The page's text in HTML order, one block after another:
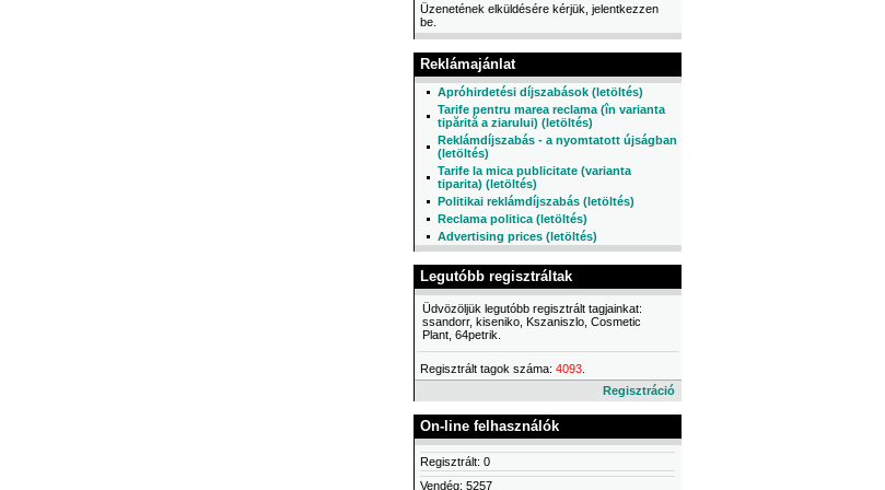
Üzenetének elküldésére kérjük, jelentkezzen
be.
Reklámajánlat
Apróhirdetési díjszabások (letöltés)
Tarife pentru marea reclama (în varianta
tipărită a ziarului) (letöltés)
Reklámdíjszabás - a nyomtatott újságban
(letöltés)
Tarife la mica publicitate (varianta
tiparita) (letöltés)
Politikai reklámdíjszabás (letöltés)
Reclama politica (letöltés)
Advertising prices (letöltés)
Legutóbb regisztráltak
Üdvözöljük legutóbb regisztrált tagjainkat:
ssandorr, kiseniko, Kszaniszlo, Cosmetic
Plant, 64petrik.
Regisztrált tagok száma: 4093
Regisztráció
On-line felhasználók
Regisztrált: 0
Vendég: 5257